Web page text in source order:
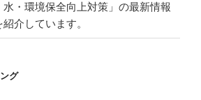
・環境保全向上対策」の最新情報
介しています。
グ